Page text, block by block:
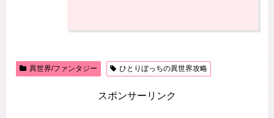
異世界/ファンタジー ひとりぼっちの異世界攻略
スポンサーリンク